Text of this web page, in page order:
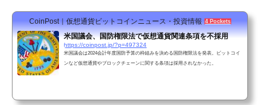
CoinPost｜仮想通貨ビットコインニュース・投資情報 4 Pockets
米国議会、国防権限法で仮想通貨関連条項を不採用
https://coinpost.jp/?p=497324
米国議会は2024会計年度国防予算の枠組みを決める国防権限法を発表。ビットコイ
ンなど仮想通貨やブロックチェーンに関する条項は採用されなかった。